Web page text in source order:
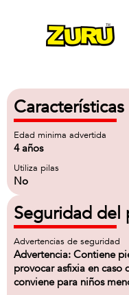
Características
Edad minima advertida
4 años
Utiliza pilas
No
Seguridad del
Advertencias de seguridad
Advertencia: Contiene
provocar asfixia en
conviene para niños